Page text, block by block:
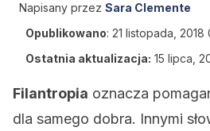
Napisany przez Sara Clemente
Opublikowano: 21 listopada, 2018
Ostatnia aktualizacja: 15 lipca,
Filantropia oznacza
dla samego dobra. Innymi